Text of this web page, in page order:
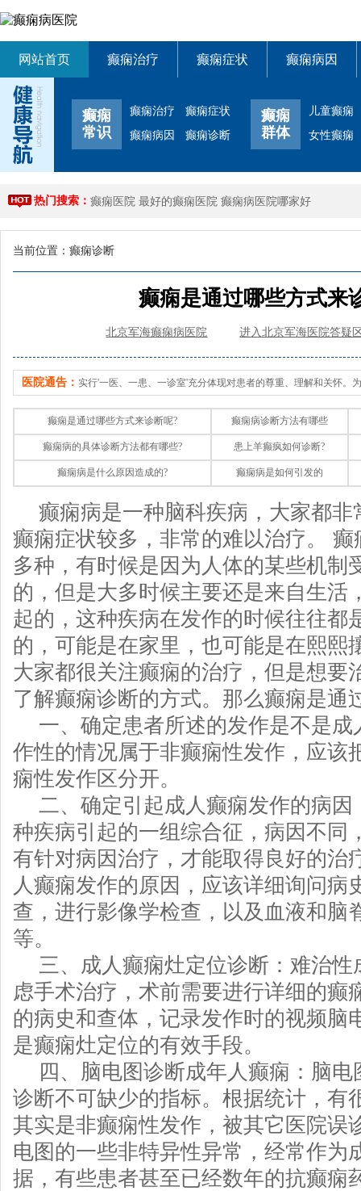
网站首页 癫痫治疗 癫痫症状 癫痫病因
癫痫
常识
癫痫治疗
癫痫症状
癫痫病因
癫痫诊断
癫痫
群体
儿童癫痫
女性癫痫
热门搜索： 癫痫医院 最好的癫痫医院 癫痫病医院哪家好
当前位置： 癫痫诊断
癫痫是通过哪些方式来
北京军海癫痫病医院 进入北京军海医院答疑
医院通告： 实行'一医、一患、一诊室'充分体现对患者的尊重、理解和关怀。
癫痫是通过哪些方式来诊断呢? 癫痫病诊断方法有哪些
癫痫病的具体诊断方法都有哪些? 患上羊癫疯如何诊断?
癫痫病是什么原因造成的? 癫痫病是如何引发的
癫痫病是一种脑科疾病，大家都
癫痫症状较多，非常的难以治疗。
多种，有时候是因为人体的某些机制
的，但是大多时候主要还是来自生活
起的，这种疾病在发作的时候往往都
的，可能是在家里，也可能是在熙熙
大家都很关注癫痫的治疗，但是想要
了解癫痫诊断的方式。那么癫痫是通
一、确定患者所述的发作是不是
作性的情况属于非癫痫性发作，应该
痫性发作区分开。
二、确定引起成人癫痫发作的病
种疾病引起的一组综合征，病因不同
有针对病因治疗，才能取得良好的治
人癫痫发作的原因，应该详细询问病
查，进行影像学检查，以及血液和脑
等。
三、成人癫痫灶定位诊断：难治
虑手术治疗，术前需要进行详细的癫
的病史和查体，记录发作时的视频脑
是癫痫灶定位的有效手段。
四、脑电图诊断成年人癫痫：脑
诊断不可缺少的指标。根据统计，有
其实是非癫痫性发作，被其它医院误
电图的一些非特异性异常，经常作为
据，有些患者甚至已经数年的抗癫痫